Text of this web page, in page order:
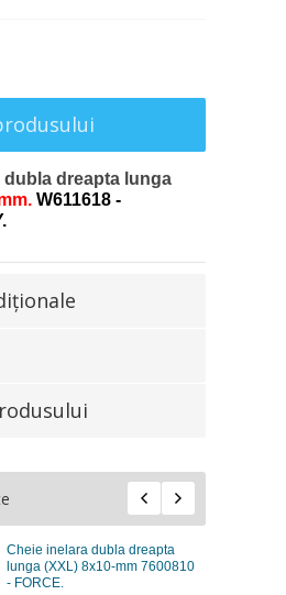
dubla dreapta lunga
W611618 -
Cheie inelara dubla dreapta
lunga (XXL) 8x10-mm 7600810
- FORCE.